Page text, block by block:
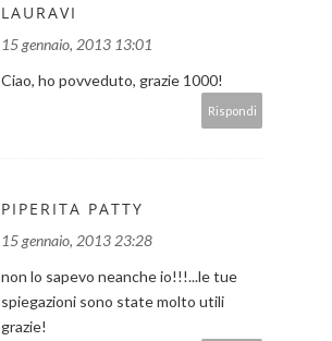
LAURAVI
15 gennaio, 2013 13:01
Ciao, ho povveduto, grazie 1000!
Rispondi
PIPERITA PATTY
15 gennaio, 2013 23:28
non lo sapevo neanche io!!!...le tue
spiegazioni sono state molto utili
grazie!